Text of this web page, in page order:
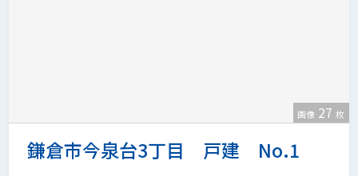
鎌倉市今泉台3丁目 戸建 No.1
画像 27 枚